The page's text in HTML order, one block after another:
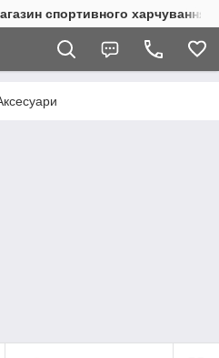
спортивного харчування